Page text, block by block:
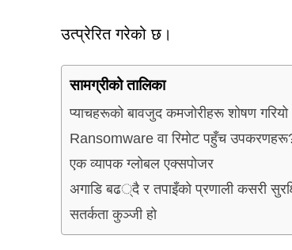
उत्प्रेरित गरेको छ।
सामग्रीको तालिका
प्याचहरूको बावजुद कमजोरीहरू शोषण गरियो
Ransomware वा रिमोट पहुँच
एक व्यापक ग्लोबल एक्सपोजर
अगाडि बढ्दै र तपाइँको प्रणाली कसरी
सतर्कता कुञ्जी हो